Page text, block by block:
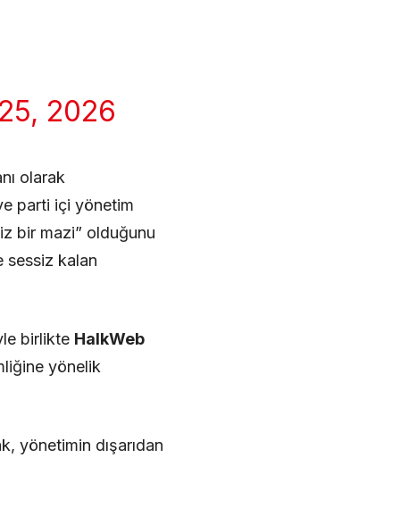
2026
olarak
parti içi yönetim
bir mazi” olduğunu
sessiz kalan
birlikte HalkWeb
yönelik
yönetimin dışarıdan